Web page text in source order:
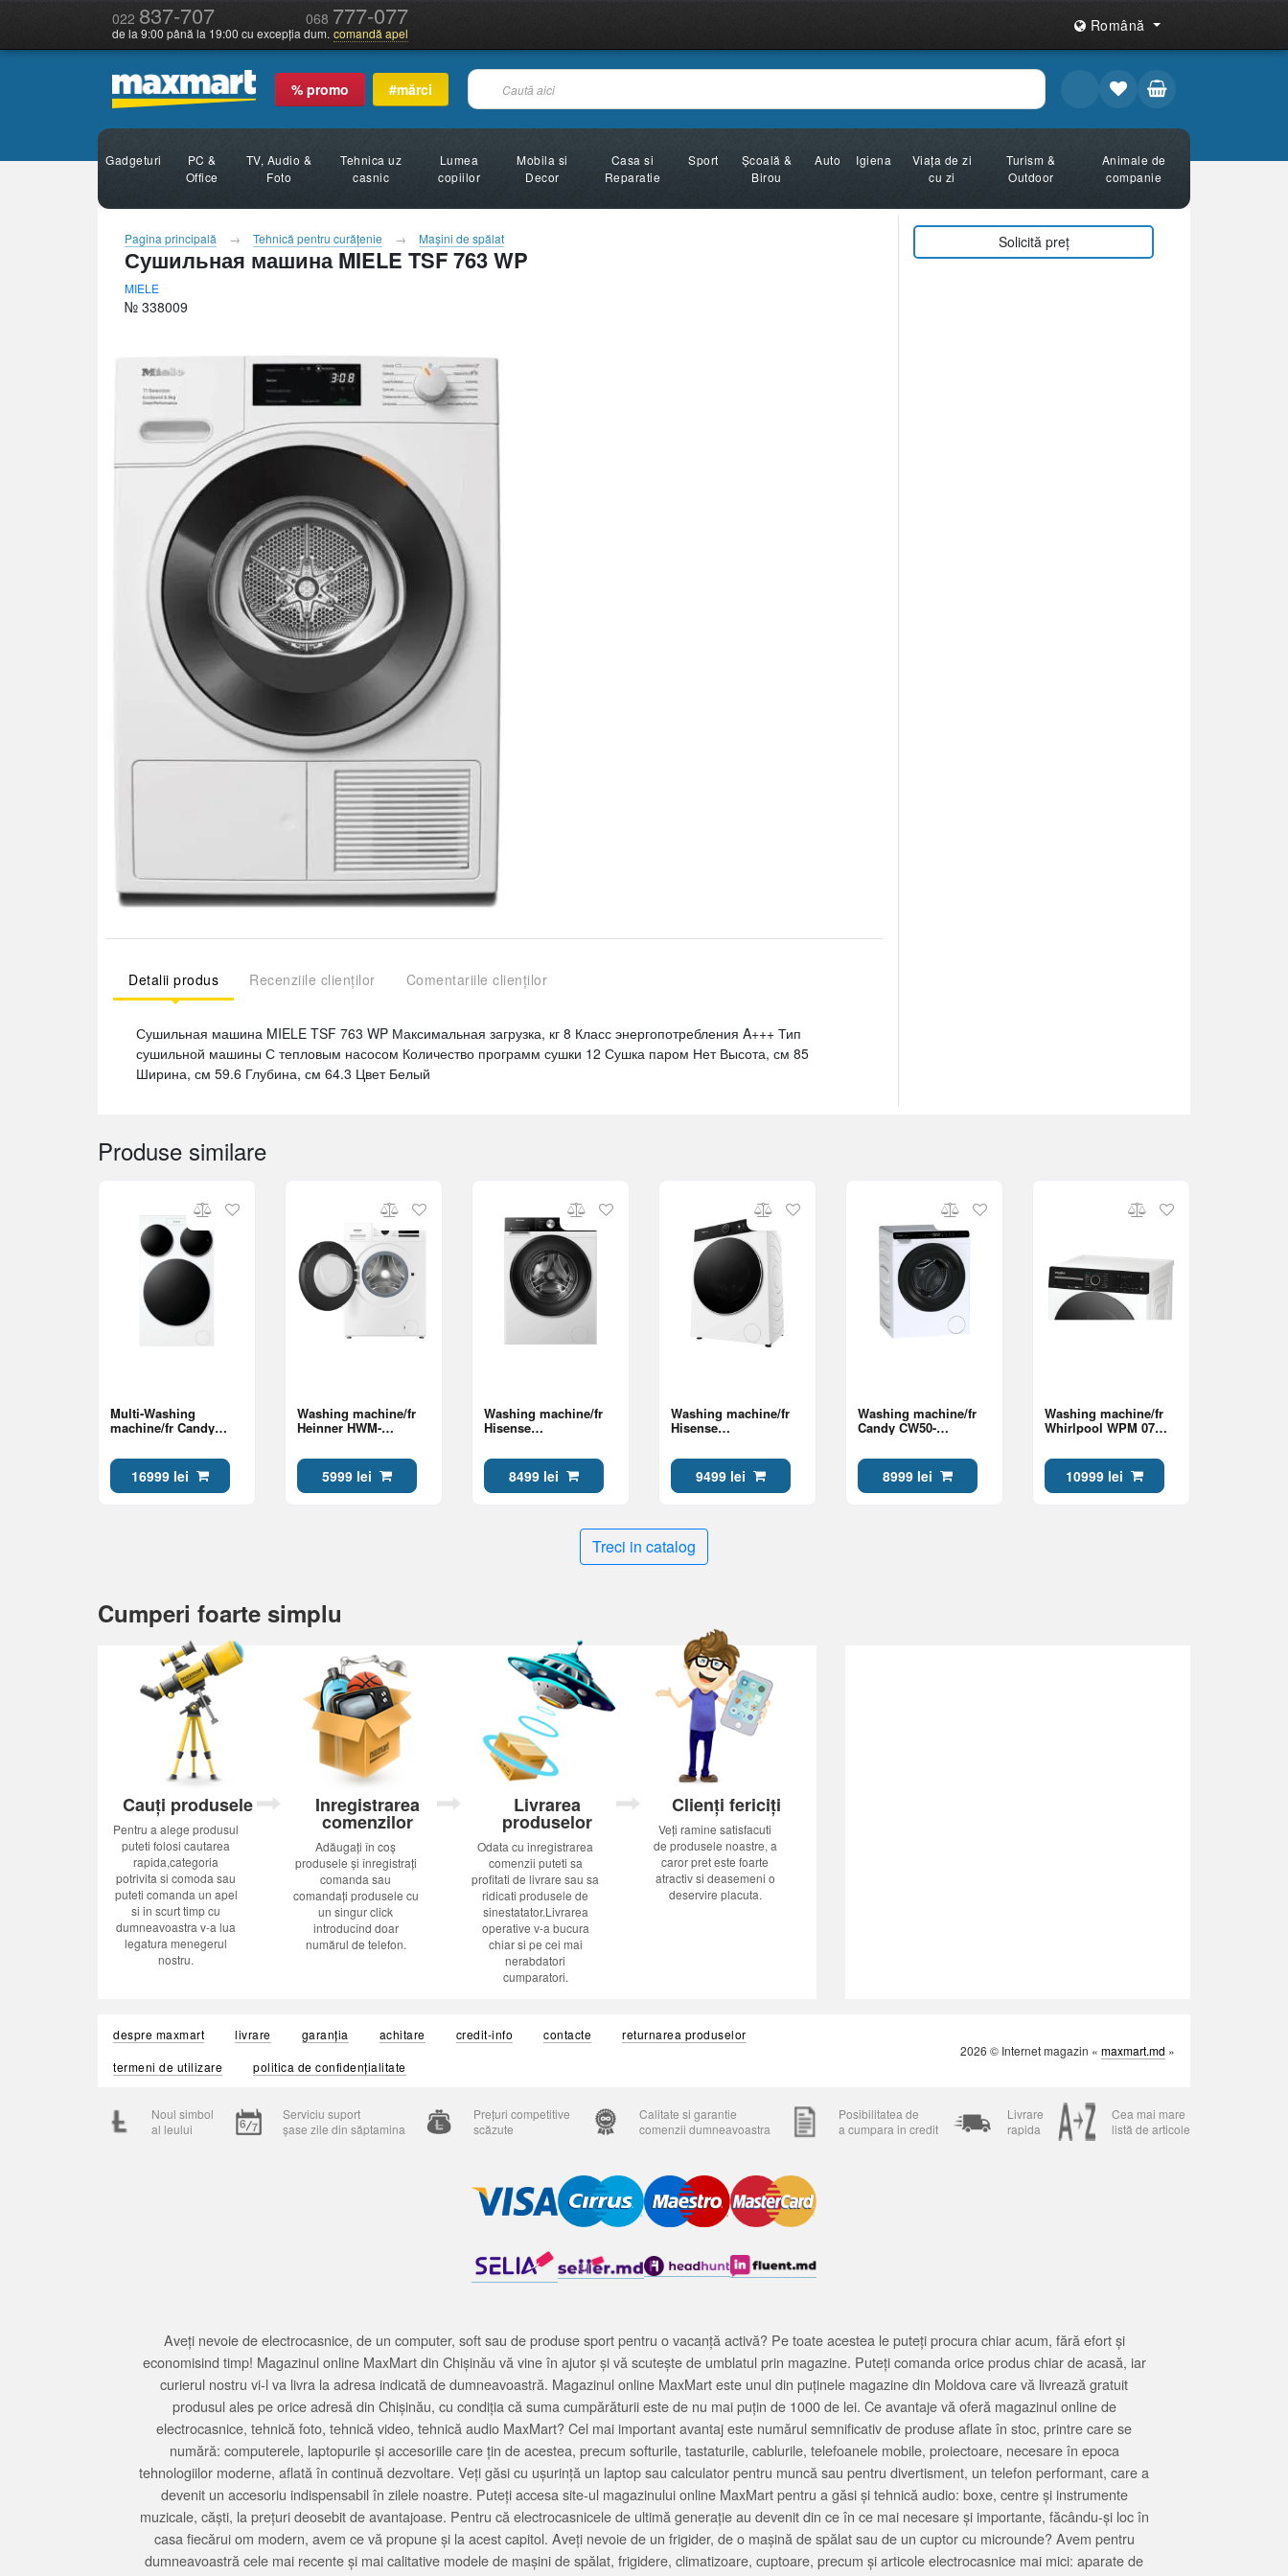
022 837-707 068 777-077
de la 9:00 până la 19:00 cu excepția dum. comandă apel Română
% promo #mărci
Gadgeturi
PC &
Office
TV, Audio &
Foto
Tehnica uz
casnic
Lumea
copiilor
Mobila si
Decor
Casa si
Reparatie
Sport
Şcoală &
Birou
Auto Igiena
Viața de zi
cu zi
Turism &
Outdoor
Animale de
companie
Pagina principală Tehnică pentru curăţenie Maşini de spălat
Сушильная машина MIELE TSF 763 WP
MIELE
№ 338009
Detalii produs Recenziile clienților Comentariile clienților
Сушильная машина MIELE TSF 763 WP Максимальная загрузка, кг 8 Класс энергопотребления A+++ Тип
сушильной машины С тепловым насосом Количество программ сушки 12 Сушка паром Нет Высота, см 85
Ширина, см 59.6 Глубина, см 64.3 Цвет Белый
Solicită preț
Produse similare
Multi-Washing
machine/fr Candy
A
16999 lei
Washing machine/fr
Heinner HWM-
A
5999 lei
Washing machine/fr
Hisense
A
8499 lei
Washing machine/fr
Hisense
9499 lei
Washing machine/fr
Candy CW50-
8999 lei
Washing machine/fr
Whirlpool WPM 07W
10999 lei
Treci in catalog
Cumperi foarte simplu
Cauți produsele
Pentru a alege produsul
puteti folosi cautarea
rapida,categoria
potrivita si comoda sau
puteti comanda un apel
si in scurt timp cu
dumneavoastra v-a lua
legatura menegerul
nostru.
Inregistrarea
comenzilor
Adăugați în coș
produsele și înregistrați
comanda sau
comandați produsele cu
un singur click
introducînd doar
numărul de telefon.
Livrarea
produselor
Odata cu inregistrarea
comenzii puteti sa
profitati de livrare sau sa
ridicati produsele de
sinestatator.Livrarea
operative v-a bucura
chiar si pe cei mai
nerabdatori
cumparatori.
Clienți fericiți
Veți ramine satisfacuti
de produsele noastre, a
caror pret este foarte
atractiv si deasemeni o
deservire placuta.
despre maxmart livrare garanția achitare credit-info contacte
returnarea produselor
termeni de utilizare
politica de confidențialitate
2026 © Internet magazin « maxmart.md »
Noul simbol
al leului
Serviciu suport
șase zile din săptamina
Prețuri competitive
scăzute
Calitate si garantie
comenzii dumneavoastra
Posibilitatea de
a cumpara in credit
Livrare
rapida
Cea mai mare
listă de articole
Aveți nevoie de electrocasnice, de un computer, soft sau de produse sport pentru o vacanță activă? Pe toate acestea le puteți procura chiar acum, fără efort și
economisind timp! Magazinul online MaxMart din Chișinău vă vine în ajutor și vă scutește de umblatul prin magazine. Puteți comanda orice produs chiar de acasă, iar
curierul nostru vi-l va livra la adresa indicată de dumneavoastră. Magazinul online MaxMart este unul din puținele magazine din Moldova care vă livrează gratuit
produsul ales pe orice adresă din Chișinău, cu condiția că suma cumpărăturii este de nu mai puțin de 1000 de lei. Ce avantaje vă oferă magazinul online de
electrocasnice, tehnică foto, tehnică video, tehnică audio MaxMart? Cel mai important avantaj este numărul semnificativ de produse aflate în stoc, printre care se
numără: computerele, laptopurile și accesoriile care țin de acestea, precum softurile, tastaturile, cablurile, telefoanele mobile, proiectoare, necesare în epoca
tehnologiilor moderne, aflată în continuă dezvoltare. Veți găsi cu ușurință un laptop sau calculator pentru muncă sau pentru divertisment, un telefon performant, care a
devenit un accesoriu indispensabil în zilele noastre. Puteți accesa site-ul magazinului online MaxMart pentru a găsi și tehnică audio: boxe, centre și instrumente
muzicale, căști, la prețuri deosebit de avantajoase. Pentru că electrocasnicele de ultimă generație au devenit din ce în ce mai necesare și importante, făcându-și loc în
casa fiecărui om modern, avem ce vă propune și la acest capitol. Aveți nevoie de un frigider, de o mașină de spălat sau de un cuptor cu microunde? Avem pentru
dumneavoastră cele mai recente și mai calitative modele de mașini de spălat, frigidere, climatizoare, cuptoare, precum și articole electrocasnice mai mici: aparate de